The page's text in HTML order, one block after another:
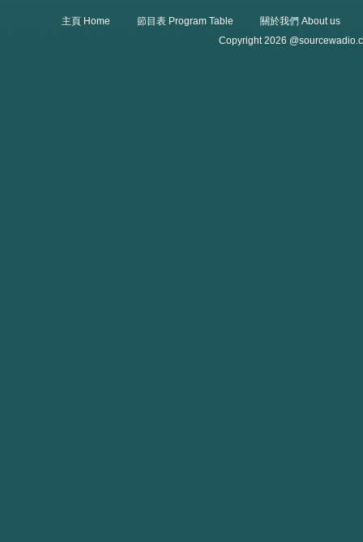
主頁 Home 節目表 Program Table
關於我們 About us
Copyright 2026